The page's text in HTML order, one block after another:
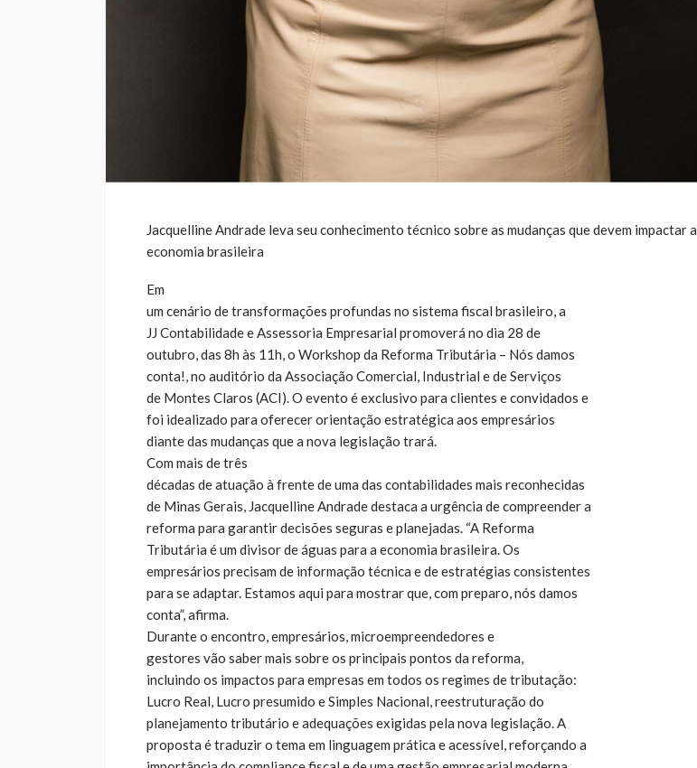
Jacquelline Andrade leva seu conhecimento técnico sobre as mudanças que devem impactar a
economia brasileira
Em
um cenário de transformações profundas no sistema fiscal brasileiro, a
JJ Contabilidade e Assessoria Empresarial promoverá no dia 28 de
outubro, das 8h às 11h, o Workshop da Reforma Tributária – Nós damos
conta!, no auditório da Associação Comercial, Industrial e de Serviços
de Montes Claros (ACI). O evento é exclusivo para clientes e convidados e
foi idealizado para oferecer orientação estratégica aos empresários
diante das mudanças que a nova legislação trará.
Com mais de três
décadas de atuação à frente de uma das contabilidades mais reconhecidas
de Minas Gerais, Jacquelline Andrade destaca a urgência de compreender a
reforma para garantir decisões seguras e planejadas. “A Reforma
Tributária é um divisor de águas para a economia brasileira. Os
empresários precisam de informação técnica e de estratégias consistentes
para se adaptar. Estamos aqui para mostrar que, com preparo, nós damos
conta”, afirma.
Durante o encontro, empresários, microempreendedores e
gestores vão saber mais sobre os principais pontos da reforma,
incluindo os impactos para empresas em todos os regimes de tributação:
Lucro Real, Lucro presumido e Simples Nacional, reestruturação do
planejamento tributário e adequações exigidas pela nova legislação. A
proposta é traduzir o tema em linguagem prática e acessível, reforçando a